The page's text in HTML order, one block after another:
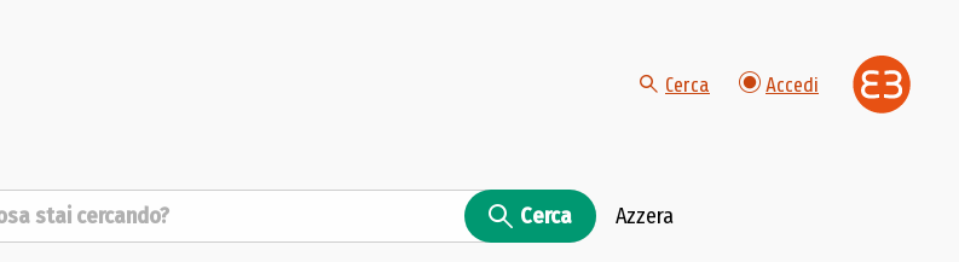
Cerca Accedi
Cerca Azzera